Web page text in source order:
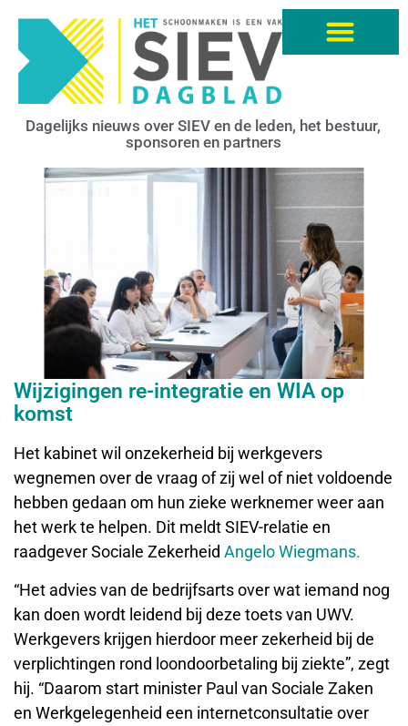
Dagelijks nieuws over SIEV en de leden, het bestuur,
sponsoren en partners
Wijzigingen re-integratie en WIA op
komst
Het kabinet wil onzekerheid bij werkgevers
wegnemen over de vraag of zij wel of niet voldoende
hebben gedaan om hun zieke werknemer weer aan
het werk te helpen. Dit meldt SIEV-relatie en
raadgever Sociale Zekerheid Angelo Wiegmans.
“Het advies van de bedrijfsarts over wat iemand nog
kan doen wordt leidend bij deze toets van UWV.
Werkgevers krijgen hierdoor meer zekerheid bij de
verplichtingen rond loondoorbetaling bij ziekte”, zegt
hij. “Daarom start minister Paul van Sociale Zaken
en Werkgelegenheid een internetconsultatie over